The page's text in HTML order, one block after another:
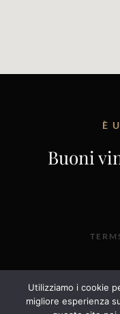
È
Buoni
@2025 VINERIA
Utilizziamo i cookie
migliore esperienza